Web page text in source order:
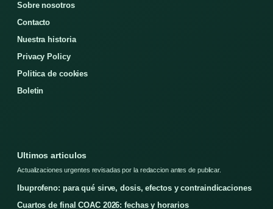
Sobre nosotros
Contacto
Nuestra historia
Privacy Policy
Politica de cookies
Boletin
Ultimos articulos
Actualizaciones urgentes revisadas por la redaccion antes de publicar.
Ibuprofeno: para qué sirve, dosis, efectos y contraindicaciones
Cuartos de final COAC 2026: fechas y horarios